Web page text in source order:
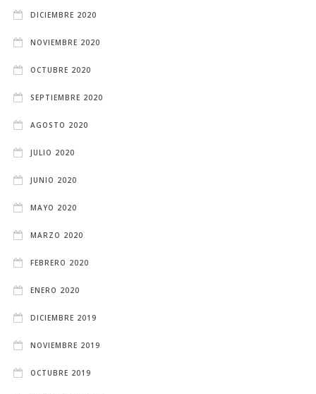
DICIEMBRE 2020
NOVIEMBRE 2020
OCTUBRE 2020
SEPTIEMBRE 2020
AGOSTO 2020
JULIO 2020
JUNIO 2020
MAYO 2020
MARZO 2020
FEBRERO 2020
ENERO 2020
DICIEMBRE 2019
NOVIEMBRE 2019
OCTUBRE 2019